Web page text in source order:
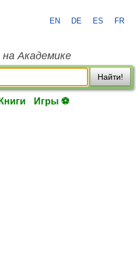
EN DE ES FR
на Академике
Найти!
Книги Игры ⚽